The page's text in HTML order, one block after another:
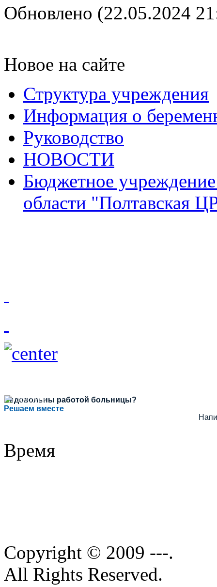
Обновлено (22.05.2024
Новое на сайте
Структура учреждения
Информация о
Руководство
НОВОСТИ
Бюджетное
области "Полтавская
Решаем вместе
Недовольны работой больницы?
Время
Copyright © 2009 ---.
All Rights Reserved.